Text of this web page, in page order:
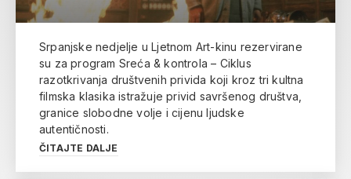
Srpanjske nedjelje u Ljetnom Art-kinu rezervirane
su za program Sreća & kontrola – Ciklus
razotkrivanja društvenih privida koji kroz tri kultna
filmska klasika istražuje privid savršenog društva,
granice slobodne volje i cijenu ljudske
autentičnosti.
ČITAJTE DALJE